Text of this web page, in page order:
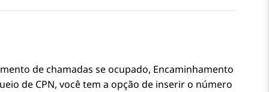
de chamadas se ocupado, Encaminhamento
de CPN, você tem a opção de inserir o número